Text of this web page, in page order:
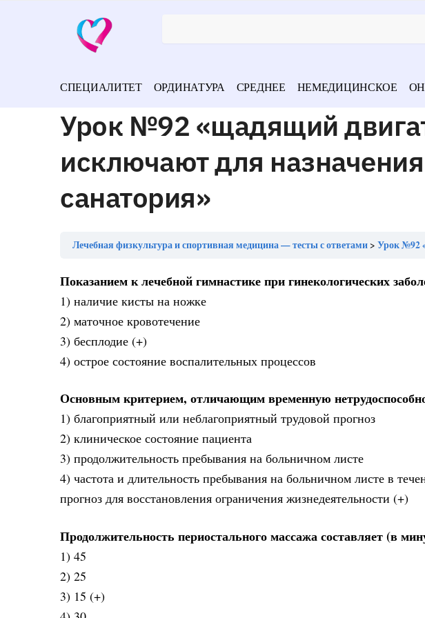
СПЕЦИАЛИТЕТ ОРДИНАТУРА СРЕДНЕЕ НЕМЕДИЦИНСКОЕ
Урок №92 «щадящий
исключают для
санатория»
Лечебная физкультура и спортивная медицина — тесты с ответами Урок №92
Показанием к лечебной гимнастике при гинекологических
1) наличие кисты на ножке
2) маточное кровотечение
3) бесплодие (+)
4) острое состояние воспалительных процессов
Основным критерием, отличающим временную
1) благоприятный или неблагоприятный трудовой прогноз
2) клиническое состояние пациента
3) продолжительность пребывания на больничном листе
4) частота и длительность пребывания на больничном листе в
прогноз для восстановления ограничения жизнедеятельности (+)
Продолжительность периостального массажа составляет (в
1) 45
2) 25
3) 15 (+)